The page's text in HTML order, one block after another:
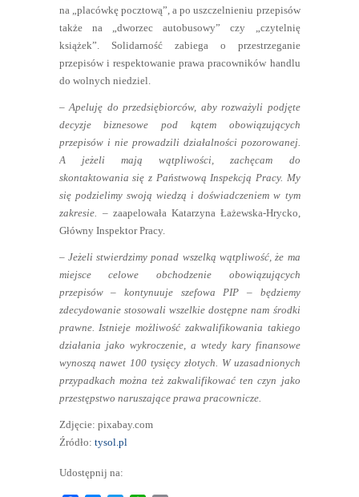
na „placówkę pocztową”, a po uszczelnieniu przepisów
także na „dworzec autobusowy” czy „czytelnię
książek”. Solidarność zabiega o przestrzeganie
przepisów i respektowanie prawa pracowników handlu
do wolnych niedziel.
– Apeluję do przedsiębiorców, aby rozważyli podjęte
decyzje biznesowe pod kątem obowiązujących
przepisów i nie prowadzili działalności pozorowanej.
A jeżeli mają wątpliwości, zachęcam do
skontaktowania się z Państwową Inspekcją Pracy. My
się podzielimy swoją wiedzą i doświadczeniem w tym
zakresie. – zaapelowała Katarzyna Łażewska-Hrycko,
Główny Inspektor Pracy.
– Jeżeli stwierdzimy ponad wszelką wątpliwość, że ma
miejsce celowe obchodzenie obowiązujących
przepisów – kontynuuje szefowa PIP – będziemy
zdecydowanie stosowali wszelkie dostępne nam środki
prawne. Istnieje możliwość zakwalifikowania takiego
działania jako wykroczenie, a wtedy kary finansowe
wynoszą nawet 100 tysięcy złotych. W uzasadnionych
przypadkach można też zakwalifikować ten czyn jako
przestępstwo naruszające prawa pracownicze.
Zdjęcie: pixabay.com
Źródło: tysol.pl
Udostępnij na: